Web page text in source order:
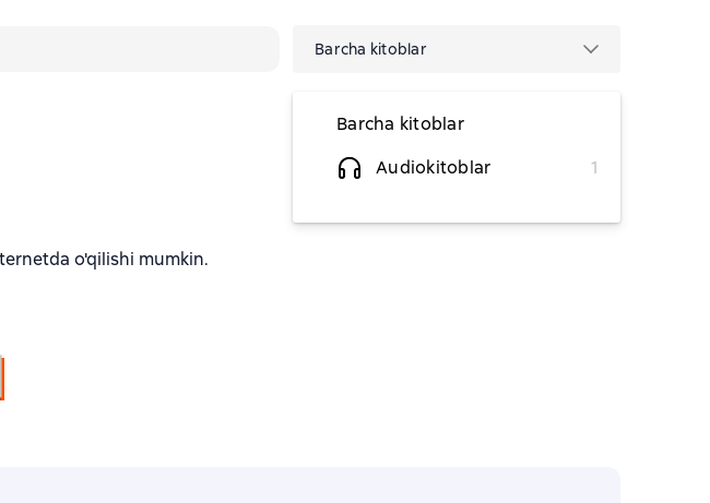
Barcha kitoblar
Barcha kitoblar
Audiokitoblar
1
38 041,57 soʻm
o'qilishi mumkin.